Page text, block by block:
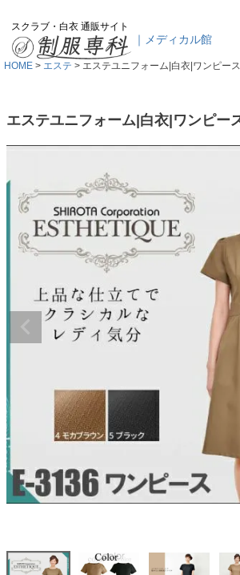
スクラブ・白衣 通販サイト
｜メディカル館
HOME エステ エステユニフォーム|白衣|ワンピー
エステユニフォーム|白衣|ワンピー